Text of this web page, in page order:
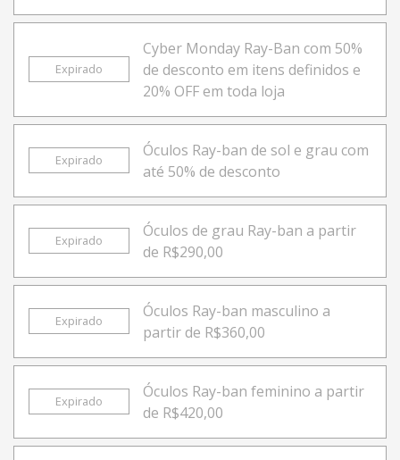
Expirado
Cyber Monday Ray-Ban com 50%
de desconto em itens definidos e
20% OFF em toda loja
Expirado
Óculos Ray-ban de sol e grau com
até 50% de desconto
Expirado
Óculos de grau Ray-ban a partir
de R$290,00
Expirado
Óculos Ray-ban masculino a
partir de R$360,00
Expirado
Óculos Ray-ban feminino a partir
de R$420,00